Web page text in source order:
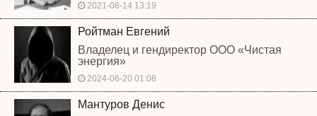
2021-08-14 13:19
Ройтман Евгений
Владелец и гендиректор ООО «Чистая
энергия»
2024-06-20 01:08
Мантуров Денис